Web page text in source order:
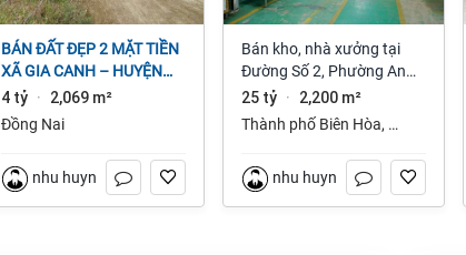
BÁN ĐẤT ĐẸP 2 MẶT TIỀN
XÃ GIA CANH – HUYỆN
ĐỊNH QUÁN – ĐỒNG NAI
dt 2.069m² 4 tỷ
4 tỷ · 2,069 m²
Đồng Nai
nhu huynh
Bán kho, nhà xưởng tại
Đường Số 2, Phường An
Bình, Thành phố Biên Hòa,
Đồng Nai giá 25 tỷ
25 tỷ · 2,200 m²
Thành phố Biên Hòa,
nhu huynh